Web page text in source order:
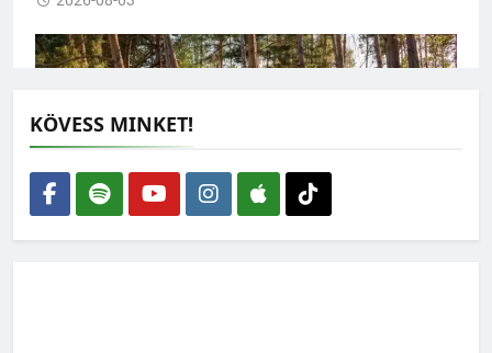
Nem elég több fát ültetni: a meglévő erdőket kell
megmenteni a kiszáradástól
KÖVESS MINKET!